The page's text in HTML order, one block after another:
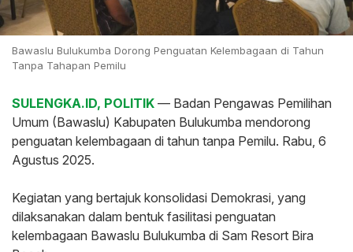
Bawaslu Bulukumba Dorong Penguatan Kelembagaan di Tahun
Tanpa Tahapan Pemilu
SULENGKA.ID, POLITIK — Badan Pengawas Pemilihan
Umum (Bawaslu) Kabupaten Bulukumba mendorong
penguatan kelembagaan di tahun tanpa Pemilu. Rabu, 6
Agustus 2025.
‎Kegiatan yang bertajuk konsolidasi Demokrasi, yang
dilaksanakan dalam bentuk fasilitasi penguatan
kelembagaan Bawaslu Bulukumba di Sam Resort Bira